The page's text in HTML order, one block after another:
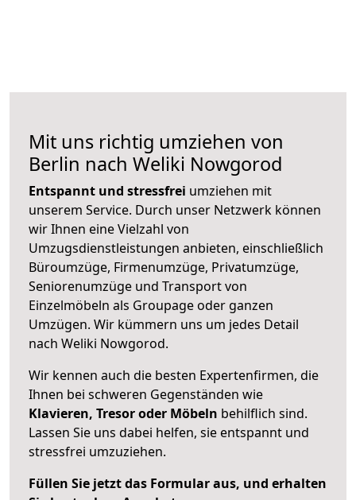
Mit uns richtig umziehen von
Berlin nach Weliki Nowgorod
Entspannt und stressfrei umziehen mit
unserem Service. Durch unser Netzwerk können
wir Ihnen eine Vielzahl von
Umzugsdienstleistungen anbieten, einschließlich
Büroumzüge, Firmenumzüge, Privatumzüge,
Seniorenumzüge und Transport von
Einzelmöbeln als Groupage oder ganzen
Umzügen. Wir kümmern uns um jedes Detail
nach Weliki Nowgorod.
Wir kennen auch die besten Expertenfirmen, die
Ihnen bei schweren Gegenständen wie
Klavieren, Tresor oder Möbeln behilflich sind.
Lassen Sie uns dabei helfen, sie entspannt und
stressfrei umzuziehen.
Füllen Sie jetzt das Formular aus, und erhalten